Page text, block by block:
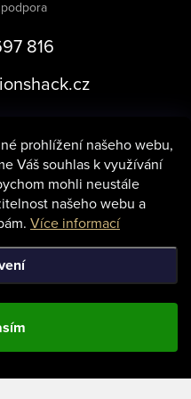
prohlížení našeho webu,
Váš souhlas k využívání
mohli neustále
našeho webu a
Více informací
816